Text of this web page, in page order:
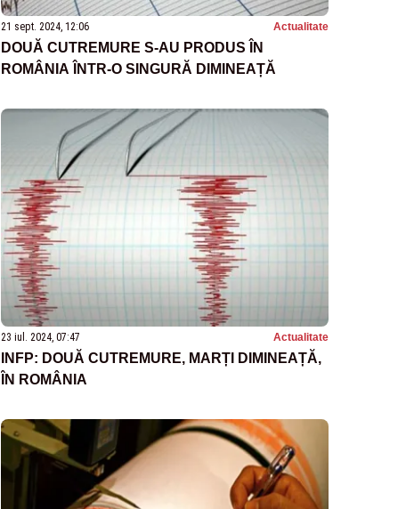
21 sept. 2024, 12:06 Actualitate
DOUĂ CUTREMURE S-AU PRODUS ÎN
ROMÂNIA ÎNTR-O SINGURĂ DIMINEAȚĂ
23 iul. 2024, 07:47 Actualitate
INFP: DOUĂ CUTREMURE, MARȚI DIMINEAȚĂ,
ÎN ROMÂNIA